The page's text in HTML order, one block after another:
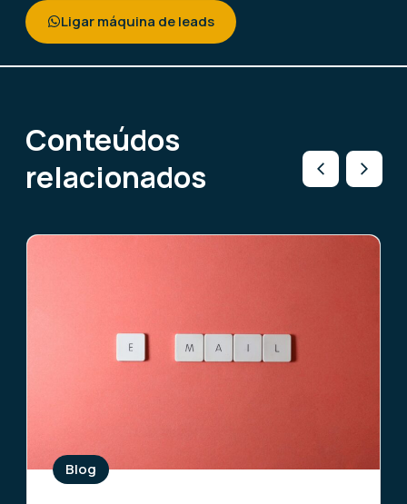
Ligar máquina de leads
Conteúdos
relacionados
Blog